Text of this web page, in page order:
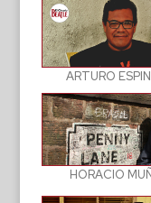
ARTURO
HORACIO